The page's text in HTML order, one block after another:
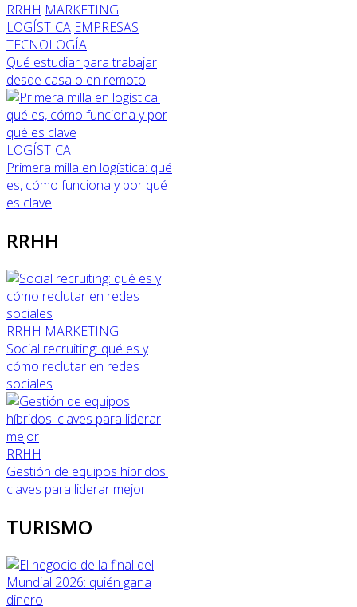
RRHH MARKETING
LOGÍSTICA EMPRESAS
TECNOLOGÍA
Qué estudiar para trabajar
desde casa o en remoto
LOGÍSTICA
Primera milla en logística: qué
es, cómo funciona y por qué
es clave
RRHH
RRHH MARKETING
Social recruiting: qué es y
cómo reclutar en redes
sociales
RRHH
Gestión de equipos híbridos:
claves para liderar mejor
TURISMO